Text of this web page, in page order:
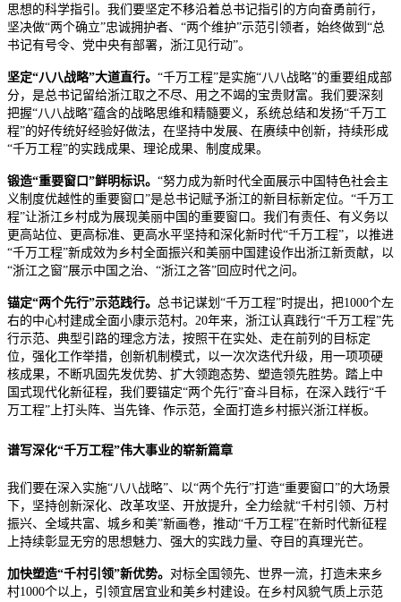
思想的科学指引。我们要坚定不移沿着总书记指引的方向奋勇前行，
坚决做“两个确立”忠诚拥护者、“两个维护”示范引领者，始终做到“总
书记有号令、党中央有部署，浙江见行动”。
坚定“八八战略”大道直行。 “千万工程”是实施“八八战略”的重要组成部
分，是总书记留给浙江取之不尽、用之不竭的宝贵财富。我们要深刻
把握“八八战略”蕴含的战略思维和精髓要义，系统总结和发扬“千万工
程”的好传统好经验好做法，在坚持中发展、在赓续中创新，持续形成
“千万工程”的实践成果、理论成果、制度成果。
锻造“重要窗口”鲜明标识。 “努力成为新时代全面展示中国特色社会主
义制度优越性的重要窗口”是总书记赋予浙江的新目标新定位。“千万工
程”让浙江乡村成为展现美丽中国的重要窗口。我们有责任、有义务以
更高站位、更高标准、更高水平坚持和深化新时代“千万工程”，以推进
“千万工程”新成效为乡村全面振兴和美丽中国建设作出浙江新贡献，以
“浙江之窗”展示中国之治、“浙江之答”回应时代之问。
锚定“两个先行”示范践行。 总书记谋划“千万工程”时提出，把1000个左
右的中心村建成全面小康示范村。20年来，浙江认真践行“千万工程”先
行示范、典型引路的理念方法，按照干在实处、走在前列的目标定
位，强化工作举措，创新机制模式，以一次次迭代升级，用一项项硬
核成果，不断巩固先发优势、扩大领跑态势、塑造领先胜势。踏上中
国式现代化新征程，我们要锚定“两个先行”奋斗目标，在深入践行“千
万工程”上打头阵、当先锋、作示范，全面打造乡村振兴浙江样板。
谱写深化“千万工程”伟大事业的崭新篇章
我们要在深入实施“八八战略”、以“两个先行”打造“重要窗口”的大场景
下，坚持创新深化、改革攻坚、开放提升，全力绘就“千村引领、万村
振兴、全域共富、城乡和美”新画卷，推动“千万工程”在新时代新征程
上持续彰显无穷的思想魅力、强大的实践力量、夺目的真理光芒。
加快塑造“千村引领”新优势。 对标全国领先、世界一流，打造未来乡
村1000个以上，引领宜居宜业和美乡村建设。在乡村风貌气质上示范